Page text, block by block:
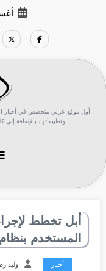
أول موقع عربي متخصص في أخبار
وتطبيقاتها، بالإضافة
أبل تخطط
المستخدم بنظام iOS 15
أخبار وليد